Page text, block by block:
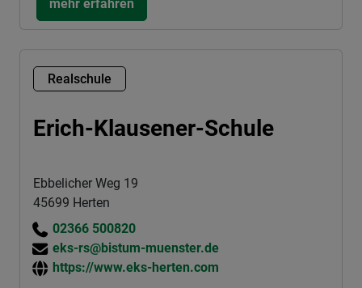
mehr erfahren
Realschule
Erich-Klausener-Schule
Ebbelicher Weg 19
45699 Herten
02366 500820
eks-rs@bistum-muenster.de
https://www.eks-herten.com